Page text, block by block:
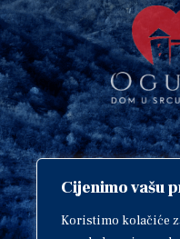
Cijenimo vašu
Koristimo kolačiće
Copyright ©
sva prava